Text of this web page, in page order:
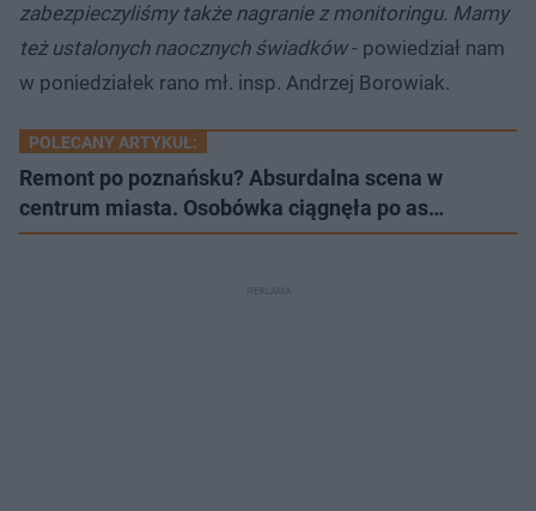
zabezpieczyliśmy także nagranie z monitoringu. Mamy
też ustalonych naocznych świadków- powiedział nam
w poniedziałek rano mł. insp. Andrzej Borowiak.
POLECANY ARTYKUŁ:
Remont po poznańsku? Absurdalna scena w
centrum miasta. Osobówka ciągnęła po as…